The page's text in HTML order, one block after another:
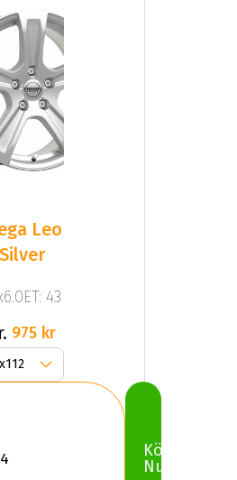
Leo
Silver
43
975 kr
Köp
Nu